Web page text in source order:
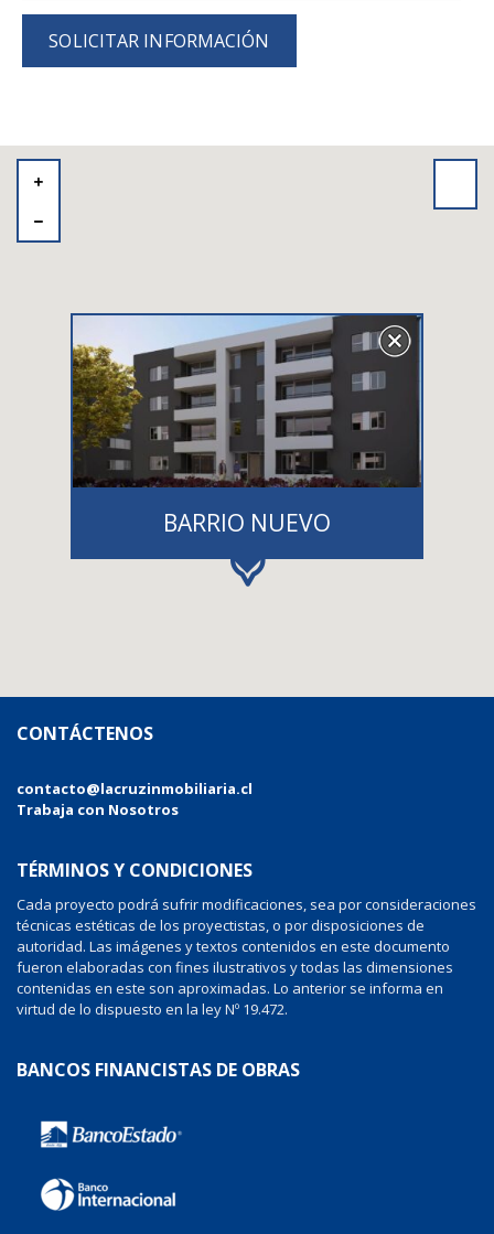
BARRIO NUEVO
CONTÁCTENOS
contacto@lacruzinmobiliaria.cl
Trabaja con Nosotros
TÉRMINOS Y CONDICIONES
Cada proyecto podrá sufrir modificaciones, sea por consideraciones
técnicas estéticas de los proyectistas, o por disposiciones de
autoridad. Las imágenes y textos contenidos en este documento
fueron elaboradas con fines ilustrativos y todas las dimensiones
contenidas en este son aproximadas. Lo anterior se informa en
virtud de lo dispuesto en la ley Nº 19.472.
BANCOS FINANCISTAS DE OBRAS